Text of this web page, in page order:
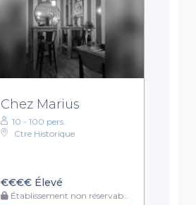
Chez Marius
10 - 100 pers.
Ctre Historique
€€€€ Élevé
Établissement non réservable